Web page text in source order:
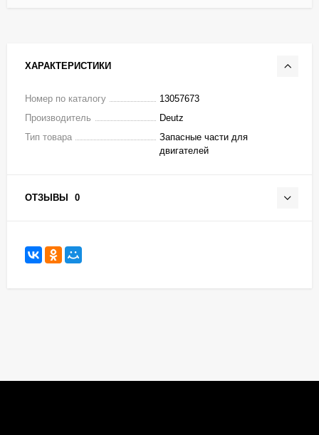
ХАРАКТЕРИСТИКИ
Номер по каталогу
13057673
Производитель
Deutz
Тип товара
Запасные части для
двигателей
ОТЗЫВЫ 0